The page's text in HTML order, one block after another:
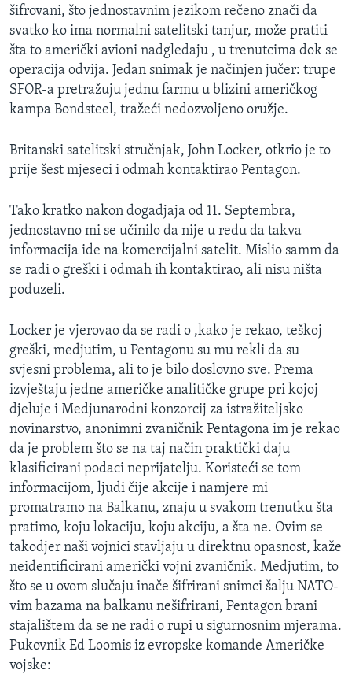
IZBJEGLIČKA STRANA
MAGAZIN
O GLASU AMERIKE
Learning English
Jezici
šifrovani, što jednostavnim jezikom rečeno znači da
svatko ko ima normalni satelitski tanjur, može pratiti
šta to američki avioni nadgledaju , u trenutcima dok se
operacija odvija. Jedan snimak je načinjen jučer: trupe
SFOR-a pretražuju jednu farmu u blizini američkog
kampa Bondsteel, tražeći nedozvoljeno oružje.
Britanski satelitski stručnjak, John Locker, otkrio je to
prije šest mjeseci i odmah kontaktirao Pentagon.
Tako kratko nakon dogadjaja od 11. Septembra,
jednostavno mi se učinilo da nije u redu da takva
informacija ide na komercijalni satelit. Mislio samm da
se radi o greški i odmah ih kontaktirao, ali nisu ništa
poduzeli.
Locker je vjerovao da se radi o ,kako je rekao, teškoj
greški, medjutim, u Pentagonu su mu rekli da su
svjesni problema, ali to je bilo doslovno sve. Prema
izvještaju jedne američke analitičke grupe pri kojoj
djeluje i Medjunarodni konzorcij za istražiteljsko
novinarstvo, anonimni zvaničnik Pentagona im je rekao
da je problem što se na taj način praktički daju
klasificirani podaci neprijatelju. Koristeći se tom
informacijom, ljudi čije akcije i namjere mi
promatramo na Balkanu, znaju u svakom trenutku šta
pratimo, koju lokaciju, koju akciju, a šta ne. Ovim se
takodjer naši vojnici stavljaju u direktnu opasnost, kaže
neidentificirani američki vojni zvaničnik. Medjutim, to
što se u ovom slučaju inače šifrirani snimci šalju NATO-
vim bazama na balkanu nešifrirani, Pentagon brani
stajalištem da se ne radi o rupi u sigurnosnim mjerama.
Pukovnik Ed Loomis iz evropske komande Američke
vojske: